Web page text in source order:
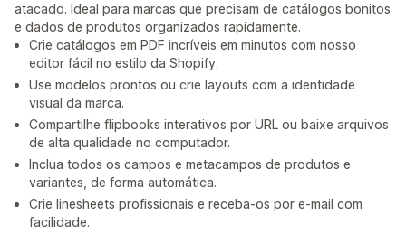
atacado. Ideal para marcas que precisam de catálogos bonitos
e dados de produtos organizados rapidamente.
Crie catálogos em PDF incríveis em minutos com nosso
editor fácil no estilo da Shopify.
Use modelos prontos ou crie layouts com a identidade
visual da marca.
Compartilhe flipbooks interativos por URL ou baixe arquivos
de alta qualidade no computador.
Inclua todos os campos e metacampos de produtos e
variantes, de forma automática.
Crie linesheets profissionais e receba-os por e-mail com
facilidade.